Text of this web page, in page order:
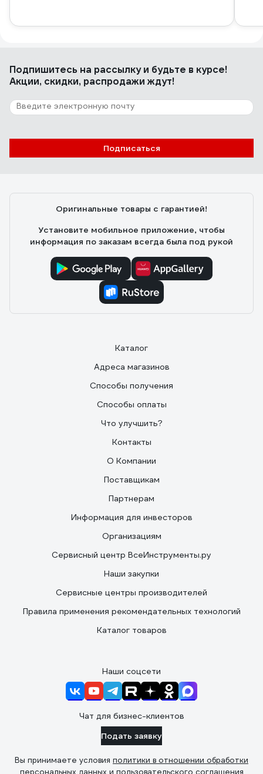
Подпишитесь на рассылкуи будьте в курсе!
Акции, скидки, распродажи ждут!
Подписаться
Оригинальные товары с гарантией!
Установите мобильное приложение, чтобы
информация по заказам всегда была под рукой
Каталог
Адреса магазинов
Способы получения
Способы оплаты
Что улучшить?
Контакты
О Компании
Поставщикам
Партнерам
Информация для инвесторов
Организациям
Сервисный центр ВсеИнструменты.ру
Наши закупки
Сервисные центры производителей
Правила применения рекомендательных технологий
Каталог товаров
Наши соцсети
Чат для бизнес-клиентов
Подать заявку
Вы принимаете условия политики в отношении обработки
персональных данных и пользовательского соглашения